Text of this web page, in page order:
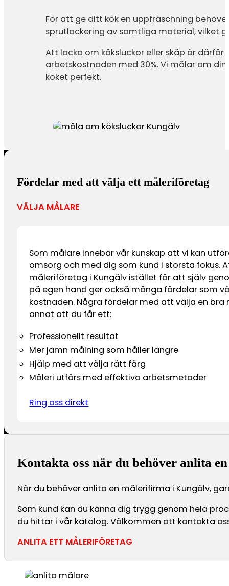
För att ge ditt kök en uppfräschning
sprutlackering av samtliga material, vilket
Att lacka om köksluckor eller skåp är
arbetskostnaden med 30%. Vi målar om
köket perfekt.
Fördelar med att välja ett måleriföretag
VÄLJA MÅLARE
Som målare innebär vår kunskap att vi kan
omsorg och med dig som kund i största fokus.
måleriföretag i Kungälv istället för att själv
på egen hand ger också många fördelar som
kostnaden. Några fördelar med att välja en bra
annat att du får ett:
Professionellt resultat
Mer jämn målning som håller längre
Hjälp med att välja rätt färg
Måleri utförs med effektiva arbetsmetoder
Ring oss direkt
Kontakta oss när du behöver anlita
När du behöver anlita en målerifirma i Kungälv,
Som kund kan du känna dig trygg genom hela
du hittar i vår katalog. Välkommen att kontakta
ANLITA ETT MÅLERIFÖRETAG